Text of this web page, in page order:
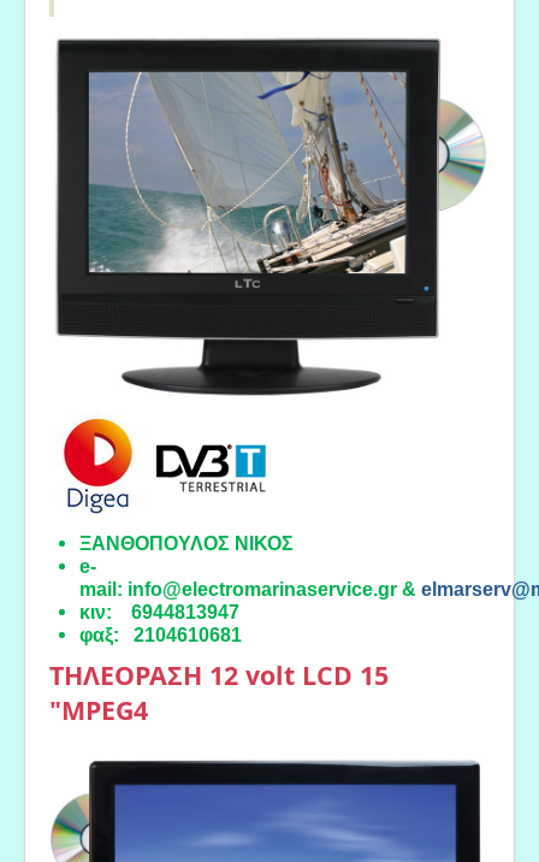
ΞΑΝΘΟΠΟΥΛΟΣ ΝΙΚΟΣ
e-
mail: info@electromarinaservice.gr &
κιν: 6944813947
φαξ: 2104610681
ΤΗΛΕΟΡΑΣΗ 12 volt LCD 15
"MPEG4